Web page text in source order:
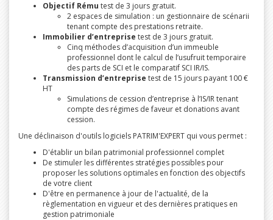
Objectif Rému test de 3 jours gratuit.
2 espaces de simulation : un gestionnaire de scénarii
tenant compte des prestations retraite.
Immobilier d’entreprise test de 3 jours gratuit.
Cinq méthodes d’acquisition d’un immeuble
professionnel dont le calcul de l’usufruit temporaire
des parts de SCI et le comparatif SCI IR/IS.
Transmission d’entreprise test de 15 jours payant 100 €
HT
Simulations de cession d’entreprise à l’IS/IR tenant
compte des régimes de faveur et donations avant
cession.
Une déclinaison d'outils logiciels PATRIM'EXPERT qui vous permet :
D'établir un bilan patrimonial professionnel complet
De stimuler les différentes stratégies possibles pour
proposer les solutions optimales en fonction des objectifs
de votre client
D'être en permanence à jour de l'actualité, de la
règlementation en vigueur et des dernières pratiques en
gestion patrimoniale